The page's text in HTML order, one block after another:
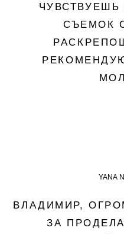
СЪЕМОК
YANA
ВЛАДИМИР,
ЗА